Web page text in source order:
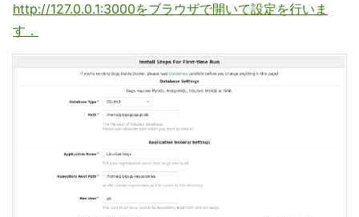
http://127.0.0.1:3000をブラウザで開いて設定を行いま
す．